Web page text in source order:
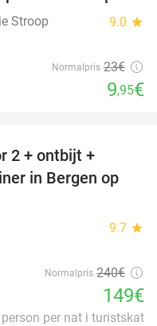
Stroop 9.0 star
Normalpris 23€
9,95€
2 + ontbijt +
in Bergen op
9.7 star
Normalpris 240€
149€
per nat i turistskat